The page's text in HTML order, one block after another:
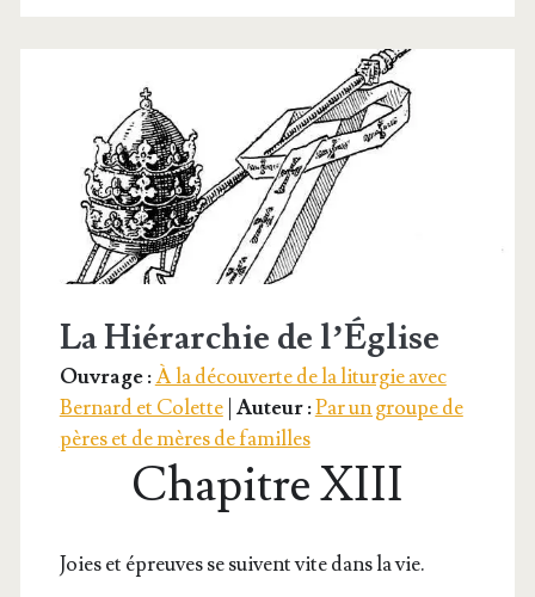
La Hiérarchie de l’Église
Ouvrage :À la découverte de la liturgie avec
Bernard et Colette| Auteur :Par un groupe de
pères et de mères de familles
Chapitre XIII
Joies et épreuves se suivent vite dans la vie.